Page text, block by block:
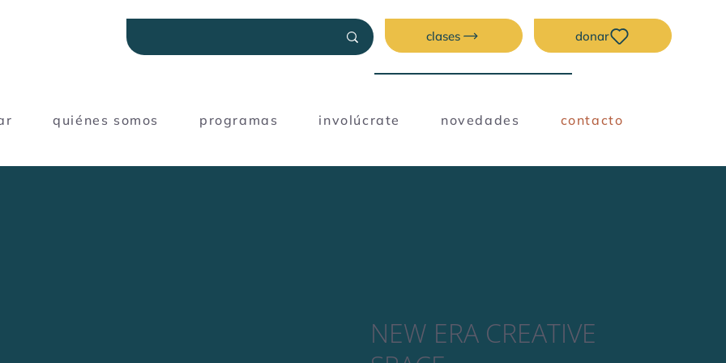
quiénes somos programas involúcrate novedades contacto
clases donar
NEW ERA CREATIVE